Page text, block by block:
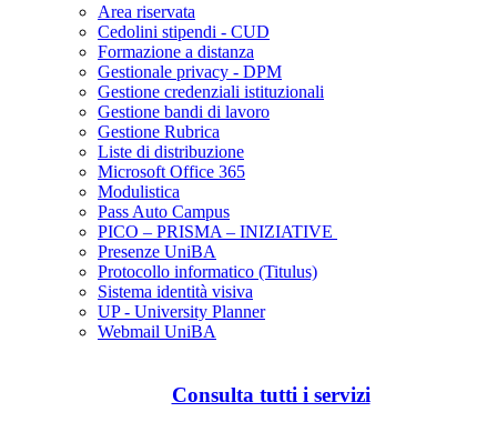
Area riservata
Cedolini stipendi - CUD
Formazione a distanza
Gestionale privacy - DPM
Gestione credenziali istituzionali
Gestione bandi di lavoro
Gestione Rubrica
Liste di distribuzione
Microsoft Office 365
Modulistica
Pass Auto Campus
PICO – PRISMA – INIZIATIVE
Presenze UniBA
Protocollo informatico (Titulus)
Sistema identità visiva
UP - University Planner
Webmail UniBA
Consulta tutti i servizi